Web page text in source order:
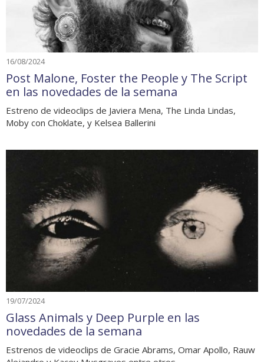
16/08/2024
Post Malone, Foster the People y The Script
en las novedades de la semana
Estreno de videoclips de Javiera Mena, The Linda Lindas,
Moby con Choklate, y Kelsea Ballerini
19/07/2024
Glass Animals y Deep Purple en las
novedades de la semana
Estrenos de videoclips de Gracie Abrams, Omar Apollo, Rauw